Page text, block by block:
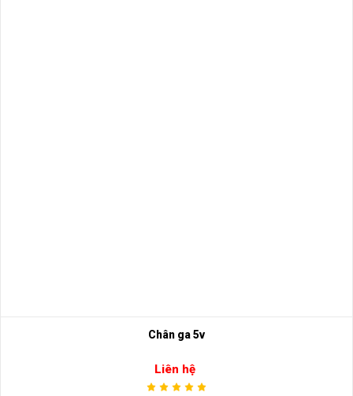
Chân ga 5v
Liên hệ